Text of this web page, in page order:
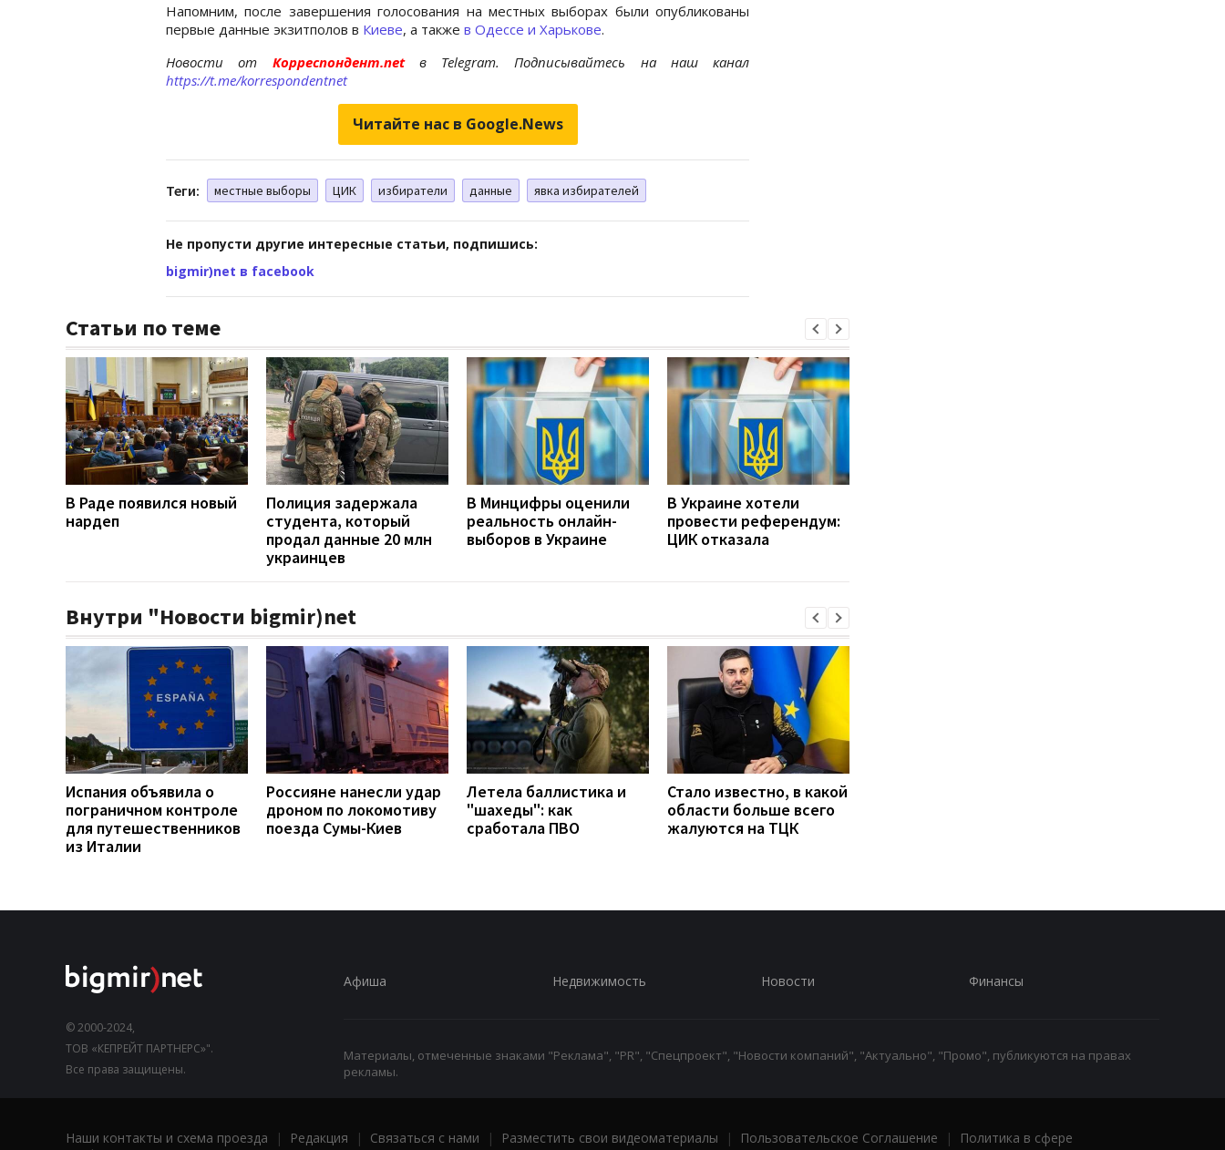
Напомним, после завершения голосования на местных выборах были опубликованы
первые данные экзитполов в Киеве, а также в Одессе и Харькове.
Новости от Корреспондент.net в Telegram. Подписывайтесь на наш канал
https://t.me/korrespondentnet
Читайте нас в Google.News
Теги: местные выборы ЦИК избиратели данные явка избирателей
Не пропусти другие интересные статьи, подпишись:
bigmir)net в facebook
Статьи по теме
В Раде появился новый
нардеп
Полиция задержала
студента, который
продал данные 20 млн
украинцев
В Минцифры оценили
реальность онлайн-
выборов в Украине
В Украине хотели
провести референдум:
ЦИК отказала
Внутри "Новости bigmir)net
Испания объявила о
пограничном контроле
для путешественников
из Италии
Россияне нанесли удар
дроном по локомотиву
поезда Сумы-Киев
Летела баллистика и
"шахеды": как
сработала ПВО
Стало известно, в какой
области больше всего
жалуются на ТЦК
© 2000-2024,
ТОВ «КЕПРЕЙТ ПАРТНЕРС»".
Все права защищены.
Афиша Недвижимость Новости Финансы
Материалы, отмеченные знаками "Реклама", "PR", "Спецпроект", "Новости компаний", "Актуально", "Промо", публикуются на правах
рекламы.
Наши контакты и схема проезда | Редакция | Связаться с нами | Разместить свои видеоматериалы | Пользовательское Соглашение |
Политика в сфере